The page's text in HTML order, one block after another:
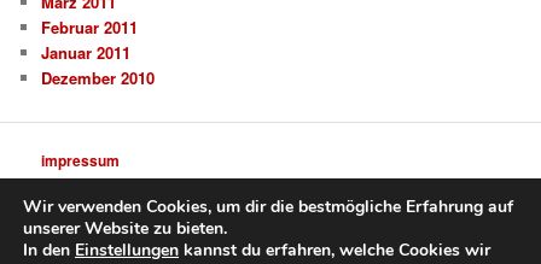
Februar 2011
Januar 2011
Dezember 2010
impressum
Wir verwenden Cookies, um dir die bestmögliche Erfahrung auf
unserer Website zu bieten.
In den Einstellungen kannst du erfahren, welche Cookies wir